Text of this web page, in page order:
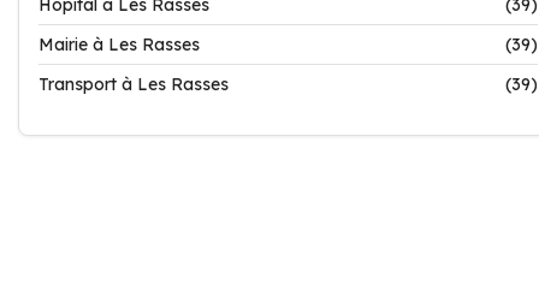
Hôpital à Les Rasses
(39)
Mairie à Les Rasses
(39)
Transport à Les Rasses
(39)